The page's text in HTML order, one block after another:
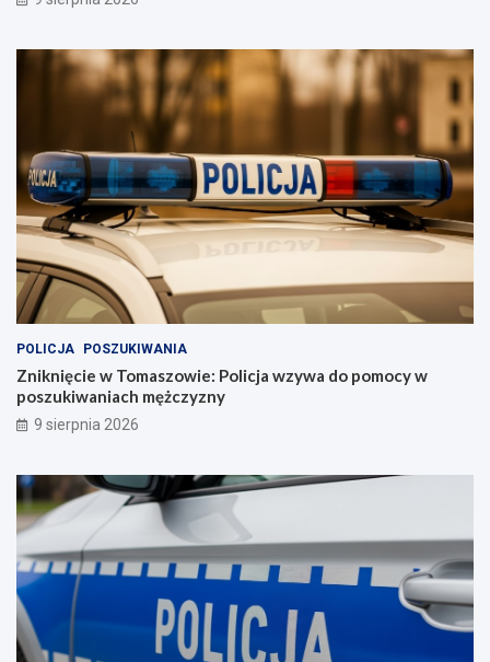
POLICJA POSZUKIWANIA
Zniknięcie w Tomaszowie: Policja wzywa do pomocy w
poszukiwaniach mężczyzny
9 sierpnia 2026